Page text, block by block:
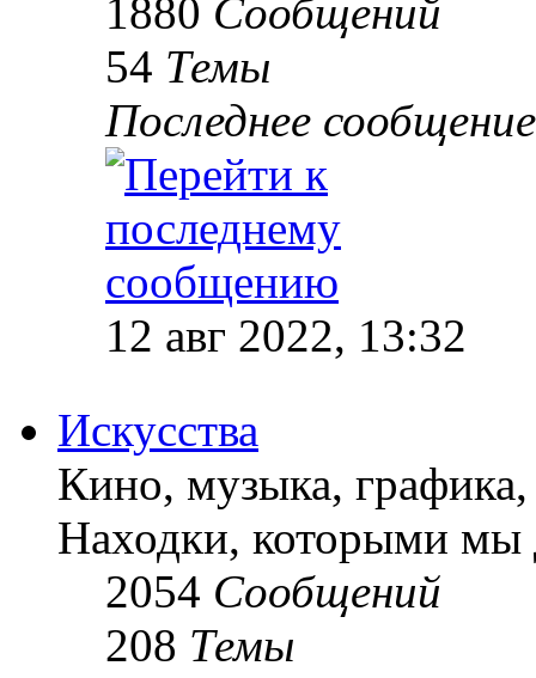
1880 Сообщений
54 Темы
Последнее сообщение
12 авг 2022, 13:32
Искусства
Кино, музыка, графика,
Находки, которыми мы
2054 Сообщений
208 Темы